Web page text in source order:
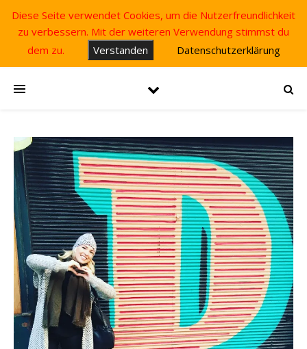
Diese Seite verwendet Cookies, um die Nutzerfreundlichkeit
zu verbessern. Mit der weiteren Verwendung stimmst du
dem zu.
Verstanden Datenschutzerklärung